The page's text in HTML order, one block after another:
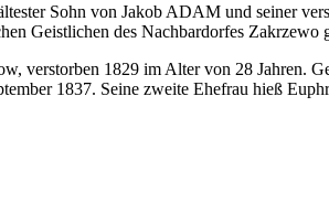
Sohn von Jakob ADAM und seiner
Geistlichen des Nachbardorfes Zakrzewo
verstorben 1829 im Alter von 28 Jahren.
1837. Seine zweite Ehefrau hieß